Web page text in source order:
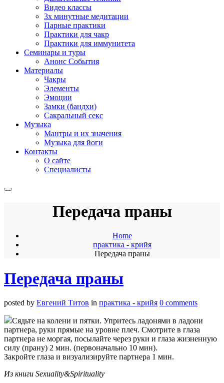
Видео классы
3х минутные медитации
Парные практики
Практики для чакр
Практики для иммунитета
Семинары и туры
Анонс События
Материалы
Чакры
Элементы
Эмоции
Замки (бандхи)
Сакральный секс
Музыка
Мантры и их значения
Музыка для йоги
Контакты
О сайте
Специалисты
Передача праны
Home
практика - крийя
Передача праны
Передача праны
posted by Евгений Титов in практика - крийя 0 comments
Сядьте на колени и пятки. Упритесь ладонями в ладони
партнера, руки прямые на уровне плеч. Смотрите в глаза
партнера не моргая, посылайте через руки и глаза жизненную
силу (прану) 2 мин. (первоначально 10 мин).
Закройте глаза и визуализируйте партнера 1 мин.
Из книги Sexuality&Spirituality